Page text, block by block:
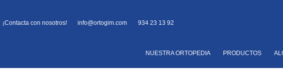
¡Contacta con nosotros! info@ortogim.com 934 23 13 92
NUESTRA ORTOPEDIA PRODUCTOS